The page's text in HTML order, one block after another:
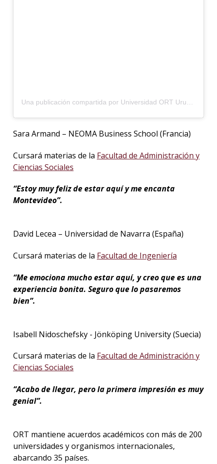
Sara Armand – NEOMA Business School (Francia)
Cursará materias de la Facultad de Administración y
Ciencias Sociales
“Estoy muy feliz de estar aquí y me encanta
Montevideo”.
David Lecea – Universidad de Navarra (España)
Cursará materias de la Facultad de Ingeniería
“Me emociona mucho estar aquí, y creo que es una
experiencia bonita. Seguro que lo pasaremos
bien”.
Isabell Nidoschefsky - Jönköping University (Suecia)
Cursará materias de la Facultad de Administración y
Ciencias Sociales
“Acabo de llegar, pero la primera impresión es muy
genial”.
ORT mantiene acuerdos académicos con más de 200
universidades y organismos internacionales,
abarcando 35 países.